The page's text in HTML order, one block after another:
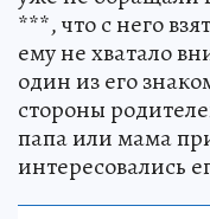
***, что с него
ему не хватало
один из его
стороны
папа или мама
интересовались